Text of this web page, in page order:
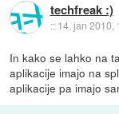
techfreak :)
:: 14. jan 2010,
In kako se lahko na
aplikacije imajo na
aplikacije pa imajo